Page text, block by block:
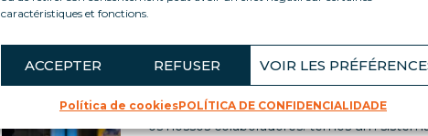
caractéristiques et fonctions.
ACCEPTER REFUSER VOIR LES
Política de cookiesPOLÍTICA DE CONFIDENCIALIDADE
A proximidade é um forte valor humano na
Service, tanto com os nossos parceiros
os nossos colaboradores: temos um